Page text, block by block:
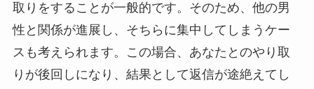
取りをすることが一般的です。そのため、他の男
性と関係が進展し、そちらに集中してしまうケー
スも考えられます。この場合、あなたとのやり取
りが後回しになり、結果として返信が途絶えてし